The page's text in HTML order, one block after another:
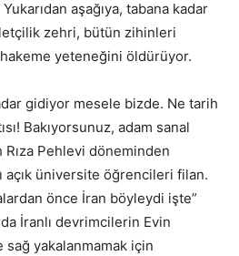
aşağıya, tabana kadar
zehri, bütün zihinleri
yeteneğini öldürüyor.
gidiyor mesele bizde. Ne tarih
Bakıyorsunuz, adam sanal
Rıza Pehlevi döneminden
açık üniversite öğrencileri filan.
önce İran böyleydi işte”
İranlı devrimcilerin Evin
yakalanmamak için